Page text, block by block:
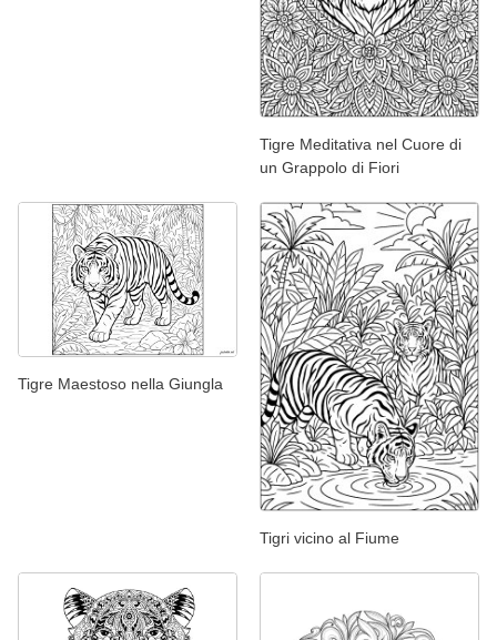
Tigre Meditativa nel Cuore di
un Grappolo di Fiori
Tigre Maestoso nella Giungla
Tigri vicino al Fiume